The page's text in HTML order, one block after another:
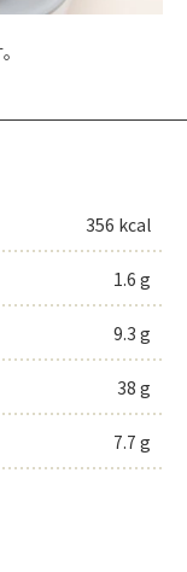
356 kcal
1.6 g
9.3 g
38 g
7.7 g